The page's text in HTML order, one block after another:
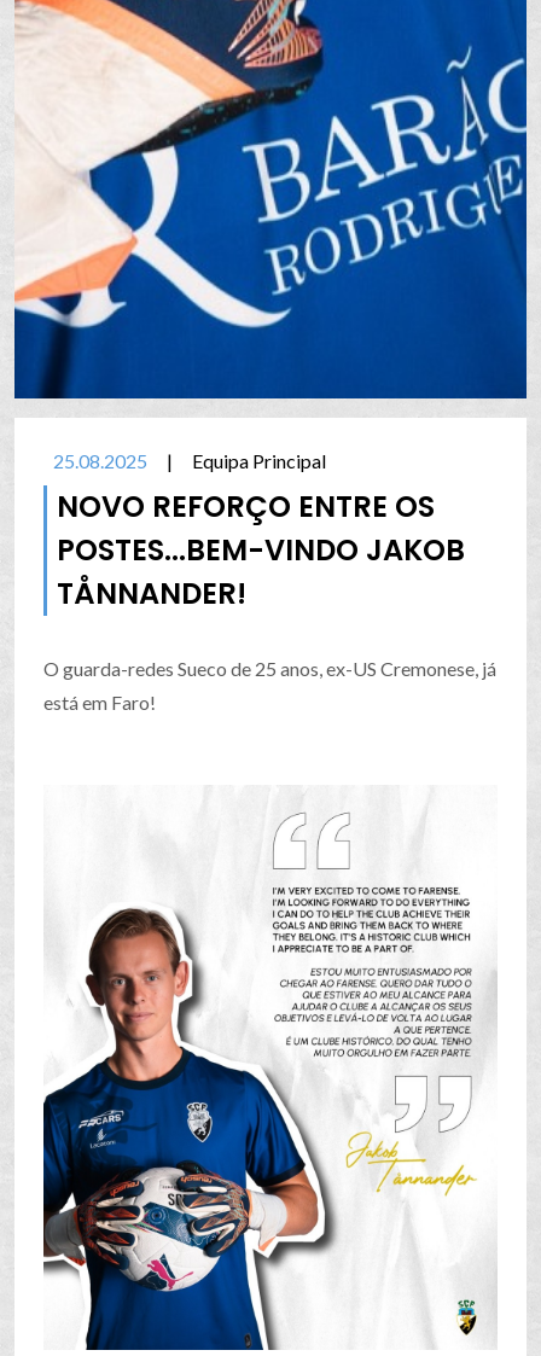
25.08.2025 | Equipa Principal
NOVO REFORÇO ENTRE OS
POSTES...BEM-VINDO JAKOB
TÅNNANDER!
O guarda-redes Sueco de 25 anos, ex-US Cremonese, já
está em Faro!